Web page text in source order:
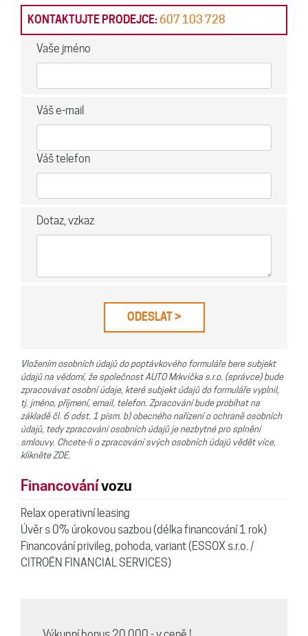
KONTAKTUJTE PRODEJCE:607 103 728
Vaše jméno
Váš e-mail
Váš telefon
Dotaz, vzkaz
Vložením osobních údajů do poptávkového formuláře bere subjekt
údajů na vědomí, že společnost AUTO Mrkvička s.r.o. (správce) bude
zpracovávat osobní údaje, které subjekt údajů do formuláře vyplnil,
tj. jméno, příjmení, email, telefon. Zpracování bude probíhat na
základě čl. 6 odst. 1 písm. b) obecného nařízení o ochraně osobních
údajů, tedy zpracování osobních údajů je nezbytné pro splnění
smlouvy. Chcete-li o zpracování svých osobních údajů vědět více,
klikněte ZDE.
Financovánívozu
Relax operativní leasing
Úvěr s 0% úrokovou sazbou (délka financování 1 rok)
Financování privileg, pohoda, variant (ESSOX s.r.o. /
CITROËN FINANCIAL SERVICES)